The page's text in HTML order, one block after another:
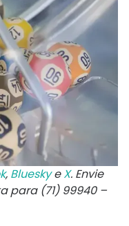
, BlueskyeX. Envie
para (71) 99940 –